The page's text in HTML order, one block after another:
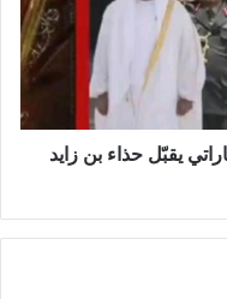
يقبّل حذاء بن زايد